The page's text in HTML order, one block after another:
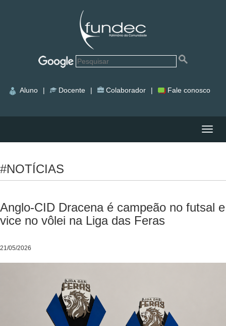
Aluno | Docente | Colaborador | Fale conosco
#NOTÍCIAS
Anglo-CID Dracena é campeão no futsal e
vice no vôlei na Liga das Feras
21/05/2026